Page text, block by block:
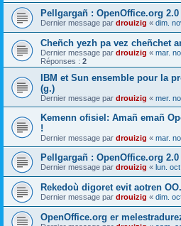
Pellgargañ : OpenOffice.org
Dernier message par drouizig « dim.
Cheñch yezh pa vez cheñchet
Dernier message par drouizig « mar.
Réponses : 2
IBM et Sun ensemble pour la
(g.)
Dernier message par drouizig « mer.
Kemenn ofisiel: Amañ emañ
!
Dernier message par drouizig « mar.
Pellgargañ : OpenOffice.org
Dernier message par drouizig « lun.
Rekedoù digoret evit aotren
Dernier message par drouizig « dim.
OpenOffice.org er